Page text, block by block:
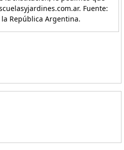
Fuente:
República Argentina.